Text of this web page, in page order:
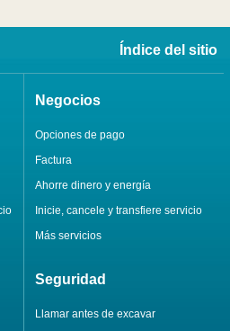
Índice del sitio
Negocios
Opciones de pago
Factura
Ahorre dinero y energía
Inicie, cancele y transfiere servicio
Más servicios
Seguridad
Llamar antes de excavar